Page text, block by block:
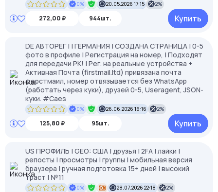
0% 20.05.2026 17:15 2%
272,00 ₽ 944шт. Купить
DE АВТОРЕГ | | ГЕРМАНИЯ | СОЗДАНА СТРАНИЦА | 0-5
фото в профиле | Регистрация на номер, | Подходят
для передачи РК! | Рег. на реальные устройства +
Активная Почта (firstmail.ltd) привязана почта
ферстмаил, номер отвязывается без WhatsApp
(работать через куки), друзей 0-5, Useragent, JSON-
куки. #Caes
0% 26.06.2026 16:16 2%
125,80 ₽ 95шт. Купить
US ПРОФИЛЬ | GEO: США | друзья | 2FA | лайки |
репосты | просмотры | группы | мобильная версия
браузера | ручная подготовка 15+ дней | высокий
траст | №11
0% 28.07.2026 22:18 2%